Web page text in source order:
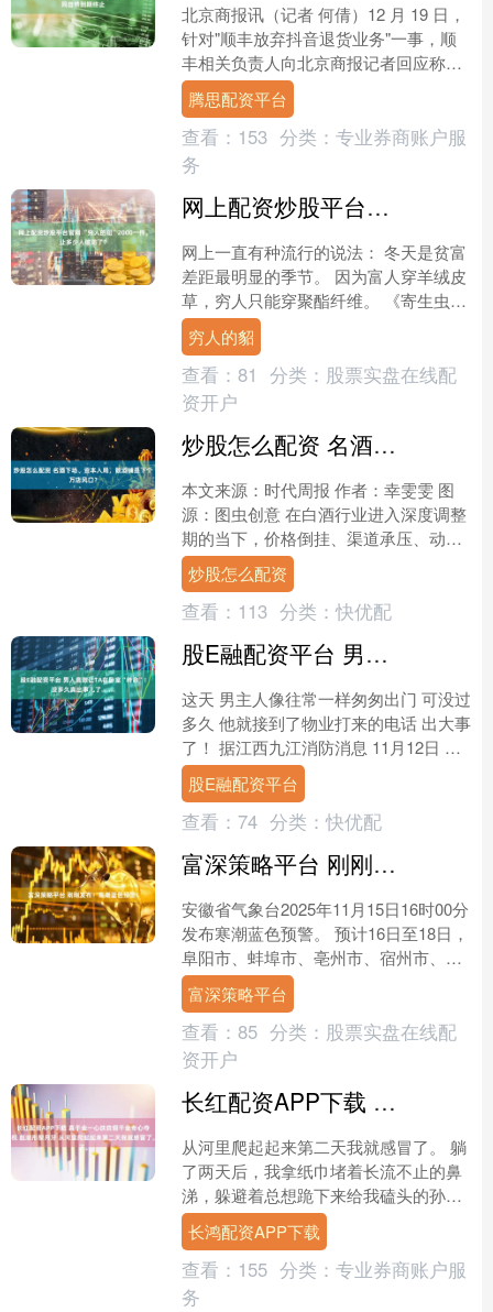
北京商报讯（记者 何倩）12 月 19 日，
针对"顺丰放弃抖音退货业务"一事，顺
丰相关负责人向北京商报记者回应称，
顺丰与抖音电退业务合作合同自然到期
终止，属于正....
腾思配资平台
查看： 153 分类： 专业券商账户服
务
网上配资炒股平台官网 “穷人的貂”2000一件，让多少人破防了？
网上一直有种流行的说法： 冬天是贫富
差距最明显的季节。 因为富人穿羊绒皮
草，穷人只能穿聚酯纤维。 《寄生虫》
里说，穷人的气味是搭地铁特有的味
道。而现在，穷人的声....
穷人的貂
查看： 81 分类： 股票实盘在线配
资开户
炒股怎么配资 名酒下场、资本入局，散酒铺是下个万店风口？
本文来源：时代周报 作者：幸雯雯 图
源：图虫创意 在白酒行业进入深度调整
期的当下，价格倒挂、渠道承压、动销
放缓成为行业共识。当瓶装酒的增长逻
辑遭遇瓶颈，散酒这种....
炒股怎么配资
查看： 113 分类：快优配
股E融配资平台 男人竟敢让TA在卧室“待命”！没多久真出事儿了……
这天 男主人像往常一样匆匆出门 可没过
多久 他就接到了物业打来的电话 出大事
了！ 据江西九江消防消息 11月12日 九
江武宁县某小区高层居民楼内 4楼的一
户居民....
股E融配资平台
查看： 74 分类：快优配
富深策略平台 刚刚发布！寒潮蓝色预警！
安徽省气象台2025年11月15日16时00分
发布寒潮蓝色预警。 预计16日至18日，
阜阳市、蚌埠市、亳州市、宿州市、淮
北市、合肥市、六安市、马鞍山市、滁
州市、....
富深策略平台
查看： 85 分类： 股票实盘在线配
资开户
长红配资APP下载 真千金一心扶贫假千金专心夺权 赵淑彤黎月牙 从河里爬起起来第二天我就感冒了。
从河里爬起起来第二天我就感冒了。 躺
了两天后，我拿纸巾堵着长流不止的鼻
涕，躲避着总想跪下来给我磕头的孙婆
婆，开着我的小电驴，嘟嘟嘟杀到了镇
政府。 我来搞钱。 搞....
长鸿配资APP下载
查看： 155 分类： 专业券商账户服
务